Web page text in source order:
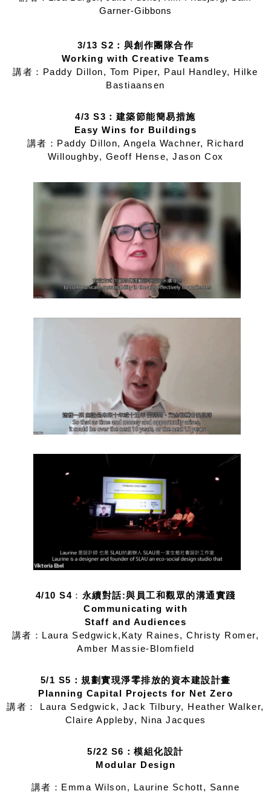
Garner-Gibbons
3/13 S2：與創作團隊合作
Working with Creative Teams
講者：Paddy Dillon, Tom Piper, Paul Handley, Hilke
Bastiaansen
4/3 S3：建築節能簡易措施
Easy Wins for Buildings
講者：Paddy Dillon, Angela Wachner, Richard
Willoughby, Geoff Hense, Jason Cox
4/10 S4 ： 永續對話:與員工和觀眾的溝通實踐
Communicating with
Staff and Audiences
講者：Laura Sedgwick,Katy Raines, Christy Romer,
Amber Massie-Blomfield
5/1 S5：規劃實現淨零排放的資本建設計畫
Planning Capital Projects for Net Zero
講者： Laura Sedgwick, Jack Tilbury, Heather Walker,
Claire Appleby, Nina Jacques
5/22 S6：模組化設計
Modular Design
講者：Emma Wilson, Laurine Schott, Sanne